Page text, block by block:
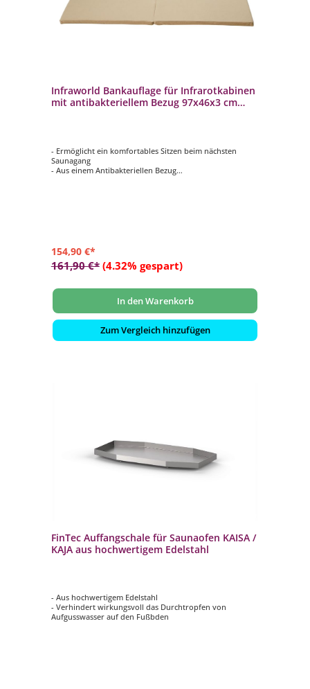
Infraworld Bankauflage für Infrarotkabinen
mit antibakteriellem Bezug 97x46x3 cm
- Ermöglicht ein komfortables Sitzen beim nächsten
Saunagang
- Aus einem Antibakteriellen Bezug
154,90 €*
161,90 €* (4.32% gespart)
In den Warenkorb
Zum Vergleich hinzufügen
FinTec Auffangschale für Saunaofen KAISA /
KAJA aus hochwertigem Edelstahl
- Aus hochwertigem Edelstahl
- Verhindert wirkungsvoll das Durchtropfen von
Aufgusswasser auf den Fußbden